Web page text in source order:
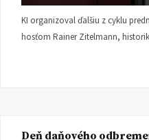
KI organizoval ďalšiu z cyklu
hosťom Rainer Zitelmann,
Deň daňového